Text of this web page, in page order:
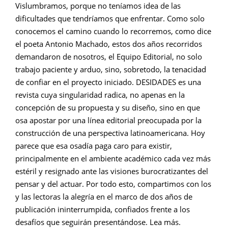
Vislumbramos, porque no teníamos idea de las
dificultades que tendríamos que enfrentar. Como solo
conocemos el camino cuando lo recorremos, como dice
el poeta Antonio Machado, estos dos años recorridos
demandaron de nosotros, el Equipo Editorial, no solo
trabajo paciente y arduo, sino, sobretodo, la tenacidad
de confiar en el proyecto iniciado. DESIDADES es una
revista cuya singularidad radica, no apenas en la
concepción de su propuesta y su diseño, sino en que
osa apostar por una línea editorial preocupada por la
construcción de una perspectiva latinoamericana. Hoy
parece que esa osadía paga caro para existir,
principalmente en el ambiente académico cada vez más
estéril y resignado ante las visiones burocratizantes del
pensar y del actuar. Por todo esto, compartimos con los
y las lectoras la alegría en el marco de dos años de
publicación ininterrumpida, confiados frente a los
desafíos que seguirán presentándose. Lea más.